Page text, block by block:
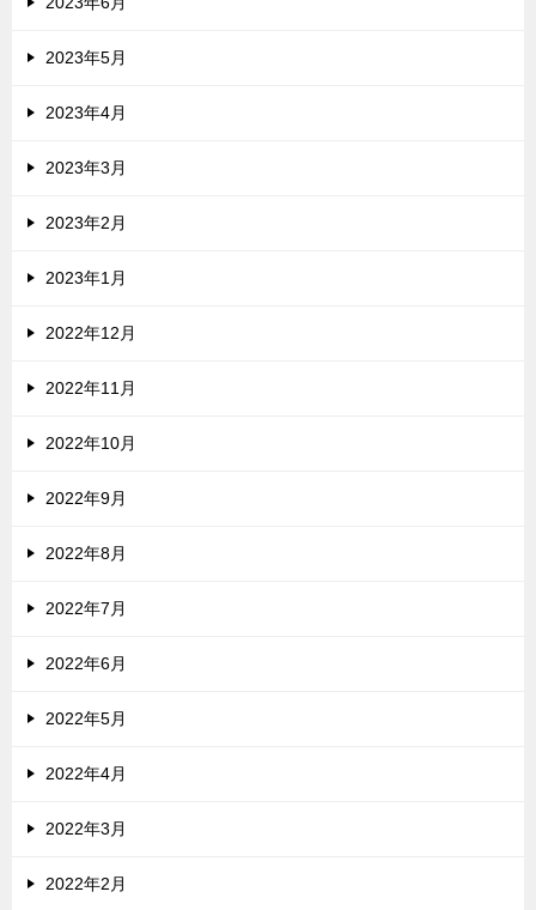
2023年5月
2023年4月
2023年3月
2023年2月
2023年1月
2022年12月
2022年11月
2022年10月
2022年9月
2022年8月
2022年7月
2022年6月
2022年5月
2022年4月
2022年3月
2022年2月